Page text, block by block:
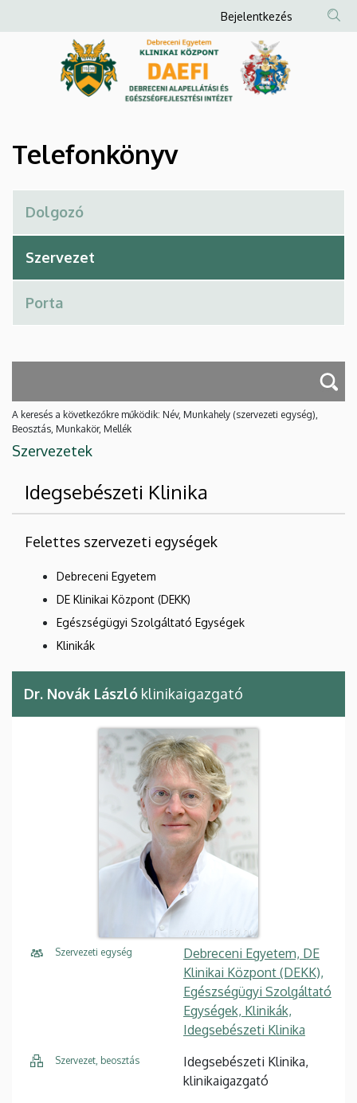
Debreceni
és
Egészségfejlesztési
Intézet
a
Anonim
Felhasználói
fiók
menüje
Bejelentkezés
Telefonkönyv
A keresés a következőkre működik: Név, Munkahely (szervezeti egység),
Beosztás, Munkakör, Mellék
Szervezetek
Idegsebészeti Klinika
Felettes szervezeti egységek
Debreceni Egyetem
DE Klinikai Központ (DEKK)
Egészségügyi Szolgáltató Egységek
Klinikák
Dr. Novák László klinikaigazgató
Szervezeti egység
Debreceni Egyetem, DE
Klinikai Központ (DEKK),
Egészségügyi Szolgáltató
Egységek, Klinikák,
Idegsebészeti Klinika
Szervezet, beosztás
Idegsebészeti Klinika,
klinikaigazgató